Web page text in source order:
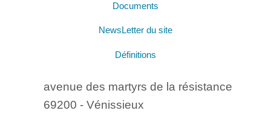
Documents
NewsLetter du site
Définitions
avenue des martyrs de la résistance
69200 - Vénissieux